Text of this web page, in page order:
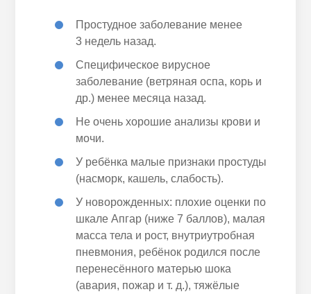
Простудное заболевание менее
3 недель назад.
Специфическое вирусное
заболевание (ветряная оспа, корь и
др.) менее месяца назад.
Не очень хорошие анализы крови и
мочи.
У ребёнка малые признаки простуды
(насморк, кашель, слабость).
У новорожденных: плохие оценки по
шкале Апгар (ниже 7 баллов), малая
масса тела и рост, внутриутробная
пневмония, ребёнок родился после
перенесённого матерью шока
(авария, пожар и т. д.), тяжёлые